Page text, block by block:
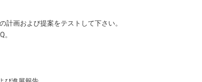
計画および提案をテストして下さい。
。